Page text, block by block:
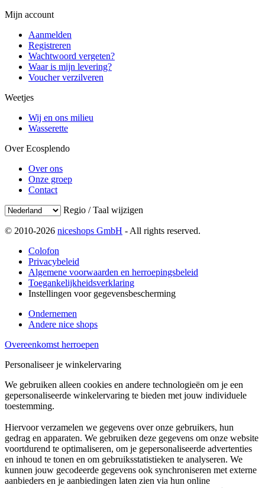
Mijn account
Aanmelden
Registreren
Wachtwoord vergeten?
Waar is mijn levering?
Voucher verzilveren
Weetjes
Wij en ons milieu
Wasserette
Over Ecosplendo
Over ons
Onze groep
Contact
Regio / Taal wijzigen
© 2010-2026 niceshops GmbH - All rights reserved.
Colofon
Privacybeleid
Algemene voorwaarden en herroepingsbeleid
Toegankelijkheidsverklaring
Instellingen voor gegevensbescherming
Ondernemen
Andere nice shops
Overeenkomst herroepen
Personaliseer je winkelervaring
We gebruiken alleen cookies en andere technologieën om je een
gepersonaliseerde winkelervaring te bieden met jouw individuele
toestemming.
Hiervoor verzamelen we gegevens over onze gebruikers, hun
gedrag en apparaten. We gebruiken deze gegevens om onze website
voortdurend te optimaliseren, om je gepersonaliseerde advertenties
en inhoud te tonen en om gebruiksstatistieken te analyseren. We
kunnen jouw gecodeerde gegevens ook synchroniseren met externe
aanbieders en je aanbiedingen laten zien via hun online